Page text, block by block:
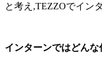
と考え,TEZZOでイン
インターンではどんな